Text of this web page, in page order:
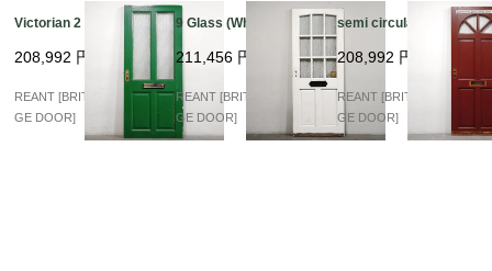
Victorian 2 Glass
208,992 円
REANT [BRITISH VINTA
GE DOOR]
9 Glass (White)
211,456 円
REANT [BRITISH VINTA
GE DOOR]
semi circular Glass
208,992 円
REANT [BRITISH VINTA
GE DOOR]